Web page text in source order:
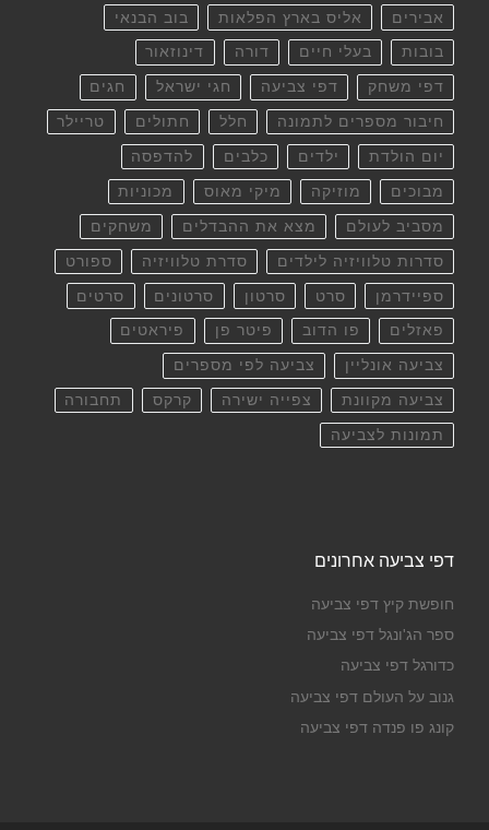
אבירים אליס בארץ הפלאות בוב הבנאי
בובות בעלי חיים דורה דינוזאור
דפי משחק דפי צביעה חגי ישראל חגים
חיבור מספרים לתמונה חלל חתולים טריילר
יום הולדת ילדים כלבים להדפסה
מבוכים מוזיקה מיקי מאוס מכוניות
מסביב לעולם מצא את ההבדלים משחקים
סדרות טלוויזיה לילדים סדרת טלוויזיה ספורט
ספיידרמן סרט סרטון סרטונים סרטים
פאזלים פו הדוב פיטר פן פיראטים
צביעה אונליין צביעה לפי מספרים
צביעה מקוונת צפייה ישירה קרקס תחבורה
תמונות לצביעה
דפי צביעה אחרונים
חופשת קיץ דפי צביעה
ספר הג'ונגל דפי צביעה
כדורגל דפי צביעה
גנוב על העולם דפי צביעה
קונג פו פנדה דפי צביעה